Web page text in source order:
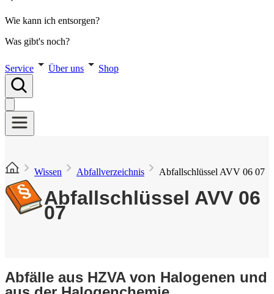
Wie kann ich entsorgen?
Was gibt's noch?
Service Über uns Shop
Wissen Abfallverzeichnis Abfallschlüssel AVV 06 07
Abfallschlüssel AVV 06
07
Abfälle aus HZVA von Halogenen und